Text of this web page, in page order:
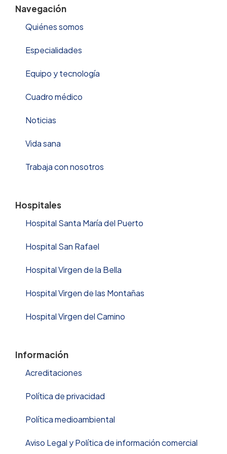
Navegación
Quiénes somos
Especialidades
Equipo y tecnología
Cuadro médico
Noticias
Vida sana
Trabaja con nosotros
Hospitales
Hospital Santa María del Puerto
Hospital San Rafael
Hospital Virgen de la Bella
Hospital Virgen de las Montañas
Hospital Virgen del Camino
Información
Acreditaciones
Política de privacidad
Política medioambiental
Aviso Legal y Política de información comercial